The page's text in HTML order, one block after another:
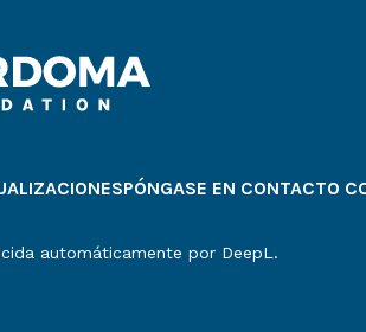
PÓNGASE EN CONTACTO
automáticamente por DeepL.